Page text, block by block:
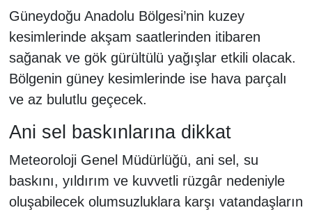
Güneydoğu Anadolu Bölgesi’nin kuzey
kesimlerinde akşam saatlerinden itibaren
sağanak ve gök gürültülü yağışlar etkili olacak.
Bölgenin güney kesimlerinde ise hava parçalı
ve az bulutlu geçecek.
Ani sel baskınlarına dikkat
Meteoroloji Genel Müdürlüğü, ani sel, su
baskını, yıldırım ve kuvvetli rüzgâr nedeniyle
oluşabilecek olumsuzluklara karşı vatandaşların